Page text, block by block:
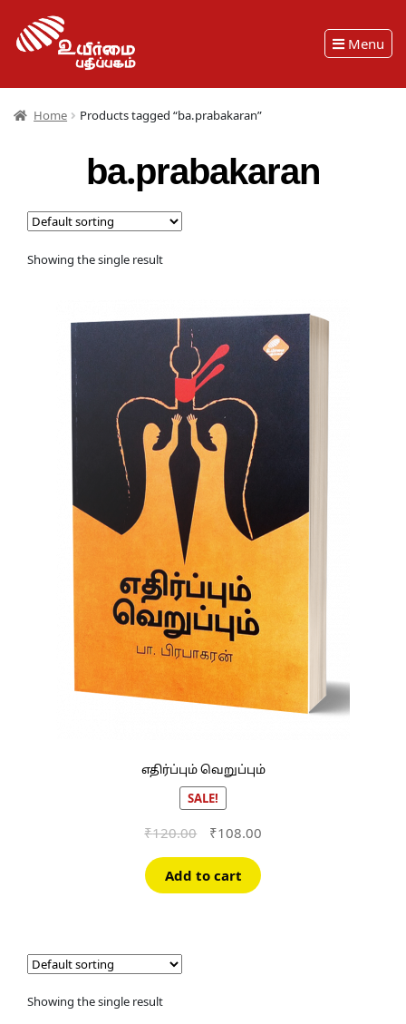
Menu
Home Products tagged “ba.prabakaran”
ba.prabakaran
Showing the single result
எதிர்ப்பும் வெறுப்பும்
SALE!
₹120.00
Original
was:
₹120.00.
₹108.00Current
is:
Add to cart
Showing the single result